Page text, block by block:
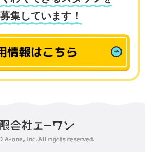
集しています！
情報はこちら
A-one, Inc. All rights reserved.